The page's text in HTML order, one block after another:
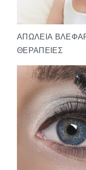
ΑΠΏΛΕΙΑ
ΘΕΡΑΠΕΊΕΣ